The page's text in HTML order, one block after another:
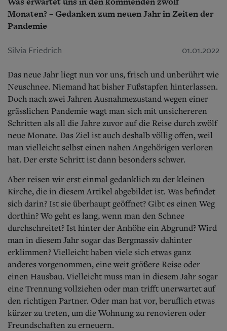
Monaten? – Gedanken zum neuen Jahr in Zeiten der
Pandemie
Silvia Friedrich 01.01.2022
Das neue Jahr liegt nun vor uns, frisch und unberührt wie
Neuschnee. Niemand hat bisher Fußstapfen hinterlassen.
Doch nach zwei Jahren Ausnahmezustand wegen einer
grässlichen Pandemie wagt man sich mit unsichereren
Schritten als all die Jahre zuvor auf die Reise durch zwölf
neue Monate. Das Ziel ist auch deshalb völlig offen, weil
man vielleicht selbst einen nahen Angehörigen verloren
hat. Der erste Schritt ist dann besonders schwer.
Aber reisen wir erst einmal gedanklich zu der kleinen
Kirche, die in diesem Artikel abgebildet ist. Was befindet
sich darin? Ist sie überhaupt geöffnet? Gibt es einen Weg
dorthin? Wo geht es lang, wenn man den Schnee
durchschreitet? Ist hinter der Anhöhe ein Abgrund? Wird
man in diesem Jahr sogar das Bergmassiv dahinter
erklimmen? Vielleicht haben viele sich etwas ganz
anderes vorgenommen, eine weit größere Reise oder
einen Hausbau. Vielleicht muss man in diesem Jahr sogar
eine Trennung vollziehen oder man trifft unerwartet auf
den richtigen Partner. Oder man hat vor, beruflich etwas
kürzer zu treten, um die Wohnung zu renovieren oder
Freundschaften zu erneuern.